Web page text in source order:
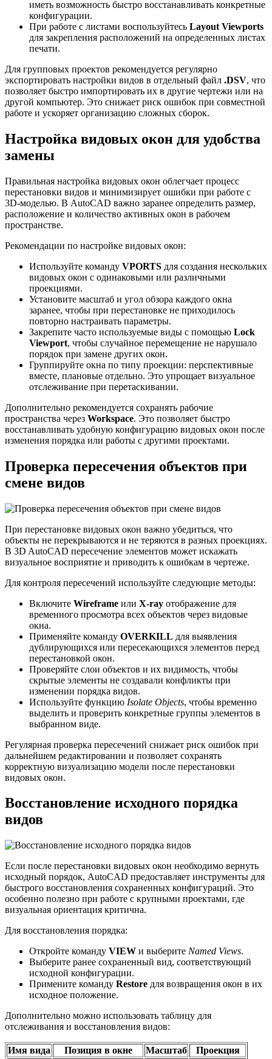
иметь возможность быстро восстанавливать конкретные
конфигурации.
При работе с листами воспользуйтесь Layout Viewports
для закрепления расположений на определенных листах
печати.
Для групповых проектов рекомендуется регулярно
экспортировать настройки видов в отдельный файл .DSV, что
позволяет быстро импортировать их в другие чертежи или на
другой компьютер. Это снижает риск ошибок при совместной
работе и ускоряет организацию сложных сборок.
Настройка видовых окон для удобства
замены
Правильная настройка видовых окон облегчает процесс
перестановки видов и минимизирует ошибки при работе с
3D-моделью. В AutoCAD важно заранее определить размер,
расположение и количество активных окон в рабочем
пространстве.
Рекомендации по настройке видовых окон:
Используйте команду VPORTS для создания нескольких
видовых окон с одинаковыми или различными
проекциями.
Установите масштаб и угол обзора каждого окна
заранее, чтобы при перестановке не приходилось
повторно настраивать параметры.
Закрепите часто используемые виды с помощью Lock
Viewport, чтобы случайное перемещение не нарушало
порядок при замене других окон.
Группируйте окна по типу проекции: перспективные
вместе, плановые отдельно. Это упрощает визуальное
отслеживание при перетаскивании.
Дополнительно рекомендуется сохранять рабочие
пространства через Workspace. Это позволяет быстро
восстанавливать удобную конфигурацию видовых окон после
изменения порядка или работы с другими проектами.
Проверка пересечения объектов при
смене видов
При перестановке видовых окон важно убедиться, что
объекты не перекрываются и не теряются в разных проекциях.
В 3D AutoCAD пересечение элементов может искажать
визуальное восприятие и приводить к ошибкам в чертеже.
Для контроля пересечений используйте следующие методы:
Включите Wireframe или X-ray отображение для
временного просмотра всех объектов через видовые
окна.
Применяйте команду OVERKILL для выявления
дублирующихся или пересекающихся элементов перед
перестановкой окон.
Проверяйте слои объектов и их видимость, чтобы
скрытые элементы не создавали конфликты при
изменении порядка видов.
Используйте функцию Isolate Objects, чтобы временно
выделить и проверить конкретные группы элементов в
выбранном виде.
Регулярная проверка пересечений снижает риск ошибок при
дальнейшем редактировании и позволяет сохранять
корректную визуализацию модели после перестановки
видовых окон.
Восстановление исходного порядка
видов
Если после перестановки видовых окон необходимо вернуть
исходный порядок, AutoCAD предоставляет инструменты для
быстрого восстановления сохраненных конфигураций. Это
особенно полезно при работе с крупными проектами, где
визуальная ориентация критична.
Для восстановления порядка:
Откройте команду VIEW и выберите Named Views.
Выберите ранее сохраненный вид, соответствующий
исходной конфигурации.
Примените команду Restore для возвращения окон в их
исходное положение.
Дополнительно можно использовать таблицу для
отслеживания и восстановления видов:
Имя вида Позиция в окне Масштаб
Проекция